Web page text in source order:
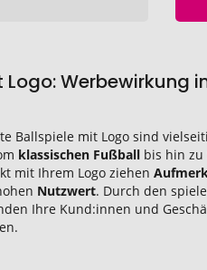
Logo: Werbewirkung
Ballspiele mit Logo sind
klassischen Fußball bis hin zu
mit Ihrem Logo ziehen
Nutzwert. Durch den
Ihre Kund:innen und